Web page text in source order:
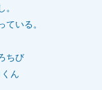
いる。
ちび
ん